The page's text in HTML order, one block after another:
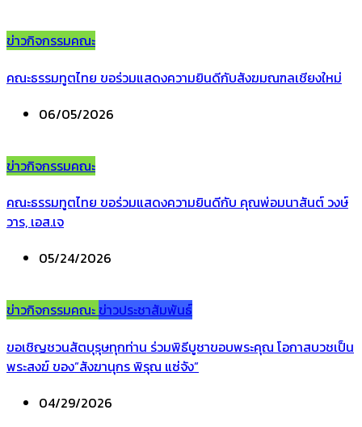
ข่าวกิจกรรมคณะ
คณะธรรมทูตไทย ขอร่วมแสดงความยินดีกับสังฆมณฑลเชียงใหม่
06/05/2026
ข่าวกิจกรรมคณะ
คณะธรรมทูตไทย ขอร่วมแสดงความยินดีกับ คุณพ่อมนาสันต์ วงษ์
วาร, เอส.เจ
05/24/2026
ข่าวกิจกรรมคณะ ข่าวประชาสัมพันธ์
ขอเชิญชวนสัตบุรุษทุกท่าน ร่วมพิธีบูชาขอบพระคุณ โอกาสบวชเป็น
พระสงฆ์ ของ”สังฆานุกร พิรุณ แซ่จัง”
04/29/2026